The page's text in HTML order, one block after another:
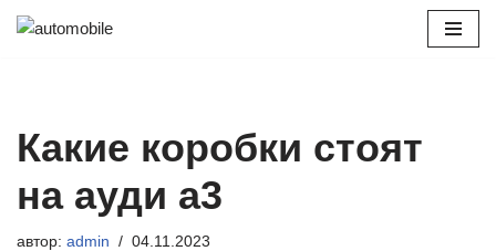
Какие коробки стоят
на ауди а3
автор: admin 04.11.2023